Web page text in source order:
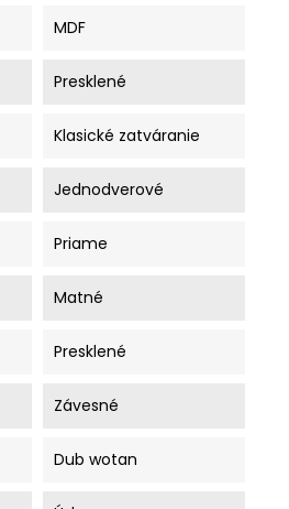
MDF
Presklené
Klasické zatváranie
Jednodverové
Priame
Matné
Presklené
Závesné
Dub wotan